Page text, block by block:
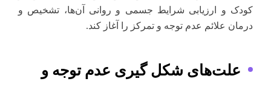
کودک و ارزیابی شرایط جسمی و روانی آن‌ها، تشخیص و
درمان علائم عدم توجه و تمرکز را آغاز کند.
علت‌های شکل گیری عدم توجه و